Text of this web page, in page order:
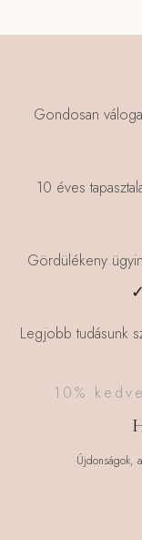
Gondosan
10 éves
Gördülékeny
Legjobb tudásunk
10%
Újdonságok,